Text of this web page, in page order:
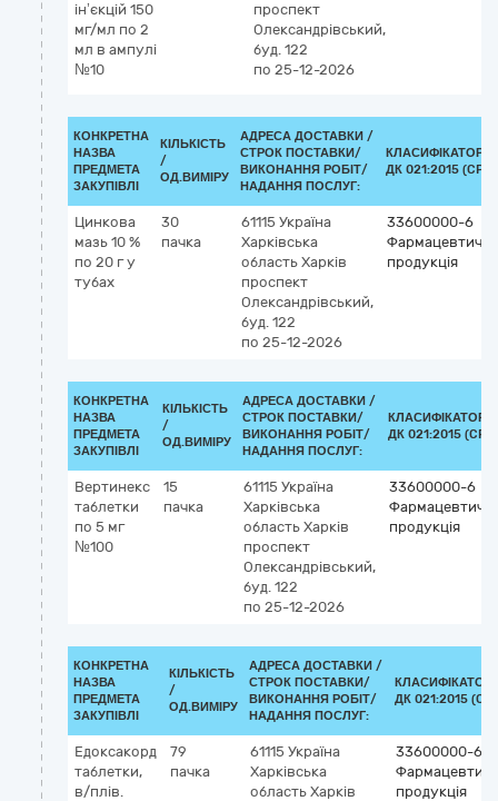
ін’єкцій 150
мг/мл по 2
мл в ампулі
№10
проспект
Олександрівський,
буд. 122
по 25-12-2026
КОНКРЕТНА
НАЗВА
ПРЕДМЕТА
ЗАКУПІВЛІ
КІЛЬКІСТЬ
/
ОД.ВИМІРУ
АДРЕСА ДОСТАВКИ /
СТРОК ПОСТАВКИ/
ВИКОНАННЯ РОБІТ/
НАДАННЯ ПОСЛУГ:
КЛАСИФІКАТОР
ДК 021:2015 (CPV)
Цинкова
мазь 10 %
по 20 г у
тубах
30
пачка
61115 Україна
Харківська
область Харків
проспект
Олександрівський,
буд. 122
по 25-12-2026
33600000-6
Фармацевтична
продукція
КОНКРЕТНА
НАЗВА
ПРЕДМЕТА
ЗАКУПІВЛІ
КІЛЬКІСТЬ
/
ОД.ВИМІРУ
АДРЕСА ДОСТАВКИ /
СТРОК ПОСТАВКИ/
ВИКОНАННЯ РОБІТ/
НАДАННЯ ПОСЛУГ:
КЛАСИФІКАТОР
ДК 021:2015 (CPV)
Вертинекс
таблетки
по 5 мг
№100
15
пачка
61115 Україна
Харківська
область Харків
проспект
Олександрівський,
буд. 122
по 25-12-2026
33600000-6
продукція
КОНКРЕТНА
НАЗВА
ПРЕДМЕТА
ЗАКУПІВЛІ
КІЛЬКІСТЬ
/
ОД.ВИМІРУ
АДРЕСА ДОСТАВКИ /
СТРОК ПОСТАВКИ/
ВИКОНАННЯ РОБІТ/
НАДАННЯ ПОСЛУГ:
КЛАСИФІКАТОР
ДК 021:2015
Едоксакорд
таблетки,
в/плів.
79
пачка
61115 Україна
Харківська
область Харків
33600000-6
продукція